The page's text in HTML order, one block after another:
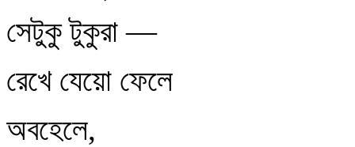
সেটুকু টুকুরা —
রেখে যেয়ো ফেলে
অবহেলে,